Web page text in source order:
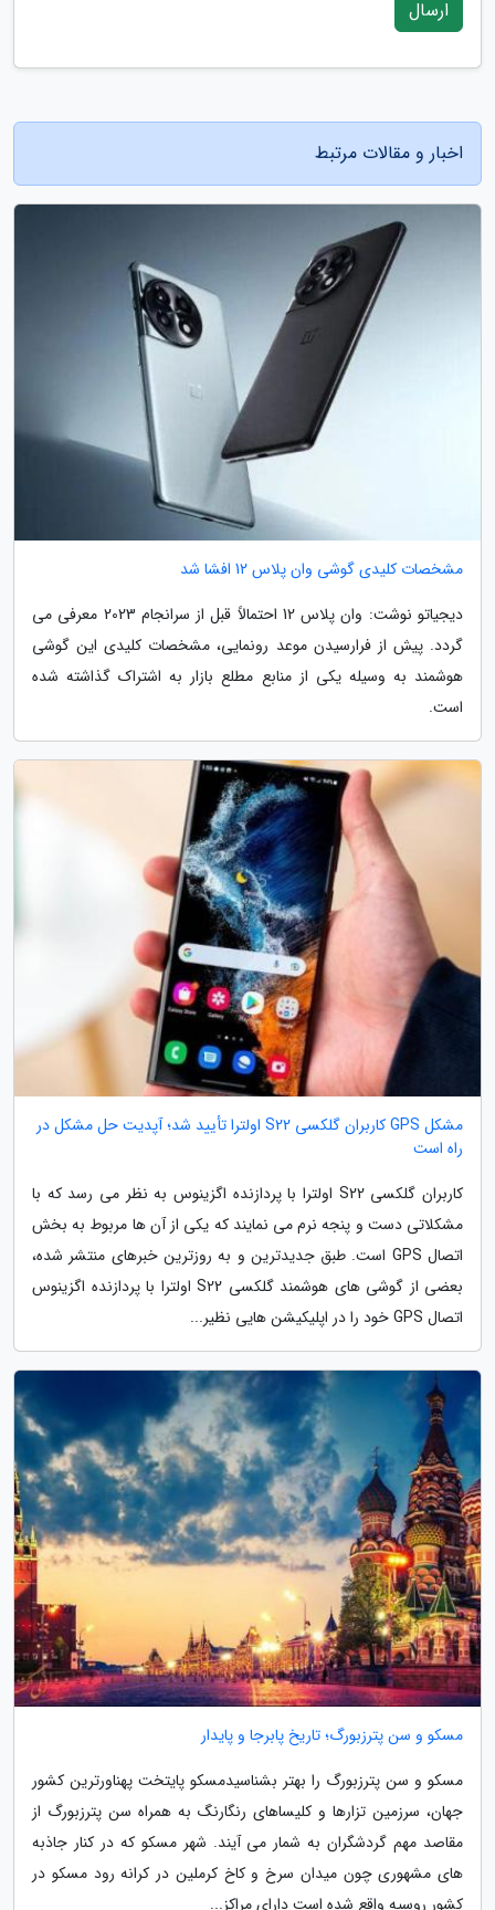
ارسال
اخبار و مقالات مرتبط
مشخصات کلیدی گوشی وان پلاس 12 افشا شد
دیجیاتو نوشت: وان پلاس 12 احتمالاً قبل از سرانجام 2023 معرفی می
گردد. پیش از فرارسیدن موعد رونمایی، مشخصات کلیدی این گوشی
هوشمند به وسیله یکی از منابع مطلع بازار به اشتراک گذاشته شده
است.
مشکل GPS کاربران گلکسی S22 اولترا تأیید شد؛ آپدیت حل مشکل در
راه است
کاربران گلکسی S22 اولترا با پردازنده اگزینوس به نظر می رسد که با
مشکلاتی دست و پنجه نرم می نمایند که یکی از آن ها مربوط به بخش
اتصال GPS است. طبق جدیدترین و به روزترین خبرهای منتشر شده،
بعضی از گوشی های هوشمند گلکسی S22 اولترا با پردازنده اگزینوس
اتصال GPS خود را در اپلیکیشن هایی نظیر...
مسکو و سن پترزبورگ؛ تاریخ پابرجا و پایدار
مسکو و سن پترزبورگ را بهتر بشناسیدمسکو پایتخت پهناورترین کشور
جهان، سرزمین تزارها و کلیساهای رنگارنگ به همراه سن پترزبورگ از
مقاصد مهم گردشگران به شمار می آیند. شهر مسکو که در کنار جاذبه
های مشهوری چون میدان سرخ و کاخ کرملین در کرانه رود مسکو در
کشور روسیه واقع شده است دارای مراکز...